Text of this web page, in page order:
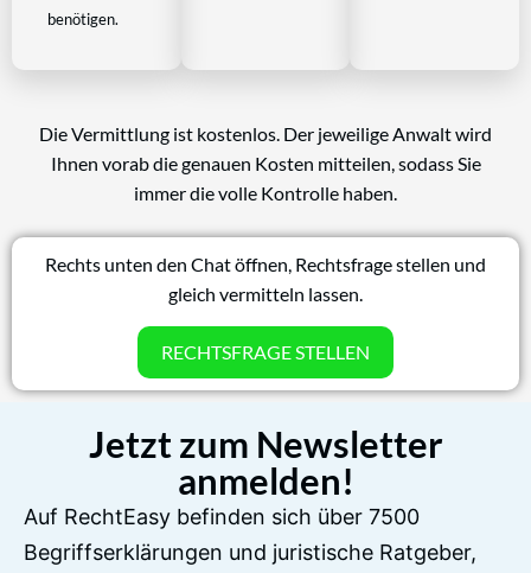
benötigen.
Die Vermittlung ist kostenlos. Der jeweilige Anwalt wird
Ihnen vorab die genauen Kosten mitteilen, sodass Sie
immer die volle Kontrolle haben.
Rechts unten den Chat öffnen, Rechtsfrage stellen und
gleich vermitteln lassen.
RECHTSFRAGE STELLEN
Jetzt zum Newsletter
anmelden!
Auf RechtEasy befinden sich über 7500
Begriffserklärungen und juristische Ratgeber,